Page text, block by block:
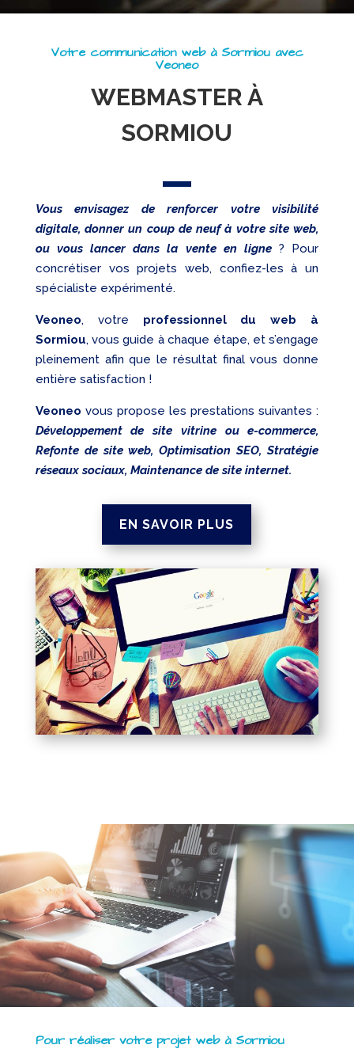
Réseaux
Audit
Votre communication web à Sormiou avec
Veoneo
WEBMASTER À
SORMIOU
Vous envisagez de renforcer votre visibilité
digitale, donner un coup de neuf à votre site web,
ou vous lancer dans la vente en ligne? Pour
concrétiser vos projets web, confiez-les à un
spécialiste expérimenté.
Veoneo, votre professionnel du web à
Sormiou, vous guide à chaque étape, et s’engage
pleinement afin que le résultat final vous donne
entière satisfaction !
Veoneo vous propose les prestations suivantes :
Développement de site vitrine ou e-commerce,
Refonte de site web, Optimisation SEO, Stratégie
réseaux sociaux, Maintenance de site internet.
EN SAVOIR PLUS
Pour réaliser votre projet web à Sormiou